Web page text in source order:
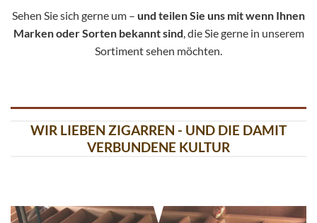
Sehen Sie sich gerne um – und teilen Sie uns mit wenn Ihnen
Marken oder Sorten bekannt sind, die Sie gerne in unserem
Sortiment sehen möchten.
WIR LIEBEN ZIGARREN - UND DIE DAMIT
VERBUNDENE KULTUR